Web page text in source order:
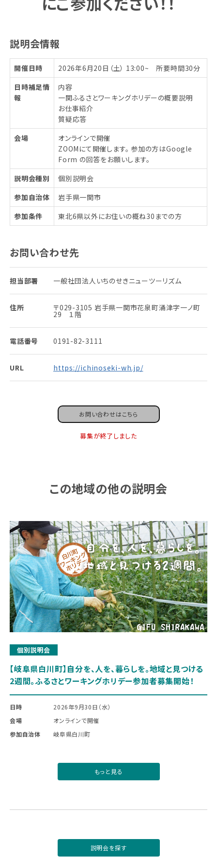
説明会情報
開催日時
2026年6月20日（土） 13:00~ 所要時間30分
日時補足情
報
内容
一関ふるさとワーキングホリデーの概要説明
お仕事紹介
質疑応答
会場
オンラインで開催
ZOOMにて開催します。 参加の方はGoogle
Form の回答をお願いします。
説明会種別
個別説明会
参加自治体
岩手県一関市
参加条件
東北6県以外にお住いの概ね30までの方
お問い合わせ先
担当部署 一般社団法人いちのせきニューツーリズム
住所 〒029-3105 岩手県一関市花泉町涌津字一ノ町
29 １階
電話番号 0191-82-3111
URL https://ichinoseki-wh.jp/
お問い合わせはこちら
募集が終了しました
この地域の他の説明会
個別説明会
【岐阜県白川町】自分を、人を、暮らしを。地域と見つける
2週間。ふるさとワーキングホリデー参加者募集開始！
日時
2026年9月30日（水）
会場
オンラインで開催
参加自治体
岐阜県白川町
もっと見る
説明会を探す